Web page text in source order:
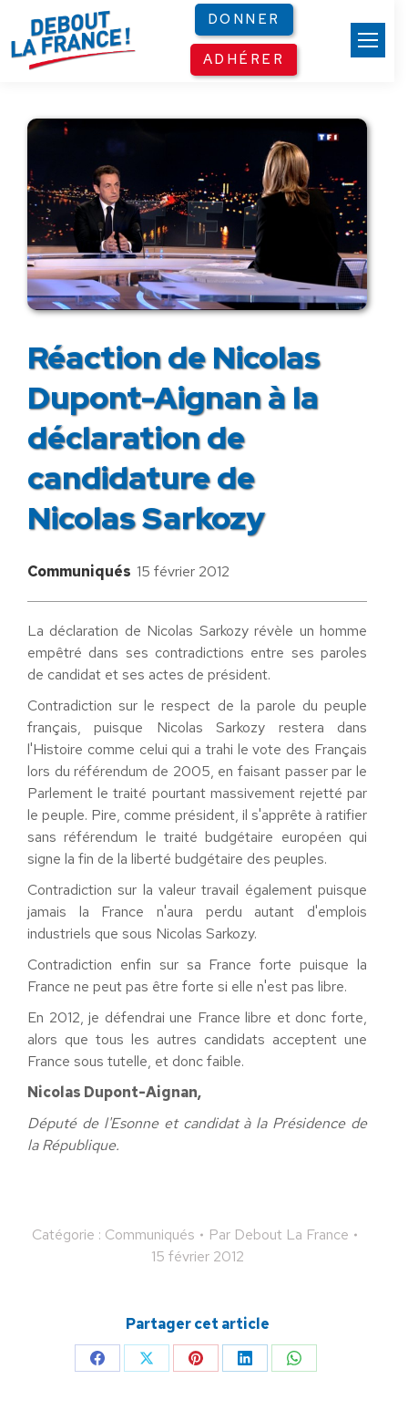
DONNER
ADHÉRER
Réaction de Nicolas
Dupont-Aignan à la
déclaration de
candidature de
Nicolas Sarkozy
Communiqués 15 février 2012
La déclaration de Nicolas Sarkozy révèle un homme
empêtré dans ses contradictions entre ses paroles
de candidat et ses actes de président.
Contradiction sur le respect de la parole du peuple
français, puisque Nicolas Sarkozy restera dans
l'Histoire comme celui qui a trahi le vote des Français
lors du référendum de 2005, en faisant passer par le
Parlement le traité pourtant massivement rejetté par
le peuple. Pire, comme président, il s'apprête à ratifier
sans référendum le traité budgétaire européen qui
signe la fin de la liberté budgétaire des peuples.
Contradiction sur la valeur travail également puisque
jamais la France n'aura perdu autant d'emplois
industriels que sous Nicolas Sarkozy.
Contradiction enfin sur sa France forte puisque la
France ne peut pas être forte si elle n'est pas libre.
En 2012, je défendrai une France libre et donc forte,
alors que tous les autres candidats acceptent une
France sous tutelle, et donc faible.
Nicolas Dupont-Aignan,
Député de l'Esonne et candidat à la Présidence de
la République.
Catégorie : Communiqués Par Debout La France
15 février 2012
Partager cet article
PartagerPartagerPartagerPartagerPartager
Panneau de gestion des cookies